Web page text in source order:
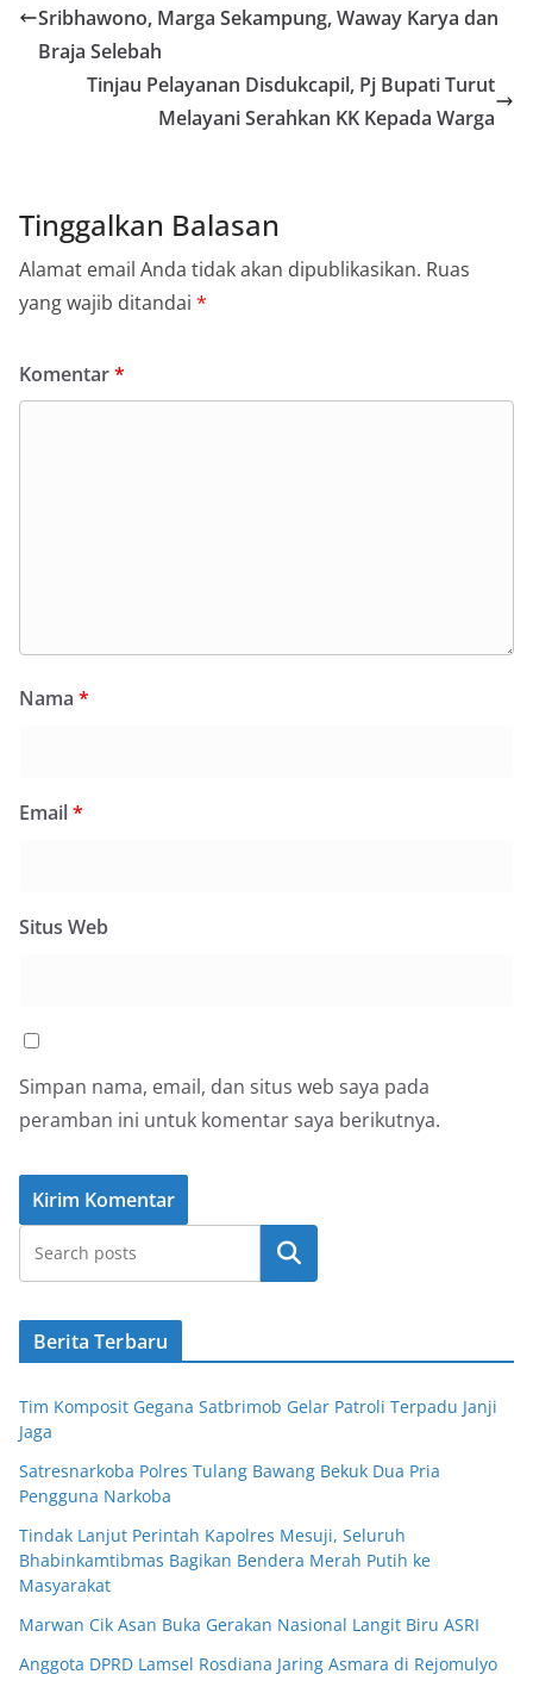
Sribhawono, Marga Sekampung, Waway Karya dan
Braja Selebah
Tinjau Pelayanan Disdukcapil, Pj Bupati Turut
Melayani Serahkan KK Kepada Warga
Tinggalkan Balasan
Alamat email Anda tidak akan dipublikasikan. Ruas
yang wajib ditandai *
Komentar*
Nama *
Email*
Situs Web
Simpan nama, email, dan situs web saya pada
peramban ini untuk komentar saya berikutnya.
Cari
Berita Terbaru
Tim Komposit Gegana Satbrimob Gelar Patroli Terpadu Janji
Jaga
Satresnarkoba Polres Tulang Bawang Bekuk Dua Pria
Pengguna Narkoba
Tindak Lanjut Perintah Kapolres Mesuji, Seluruh
Bhabinkamtibmas Bagikan Bendera Merah Putih ke
Masyarakat
Marwan Cik Asan Buka Gerakan Nasional Langit Biru ASRI
Anggota DPRD Lamsel Rosdiana Jaring Asmara di Rejomulyo